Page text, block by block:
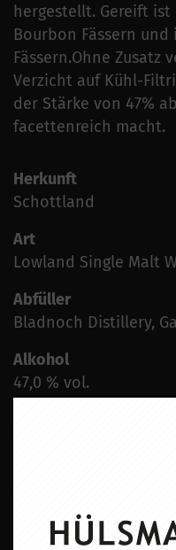
hergestellt. Gereift
Bourbon Fässern und
Fässern.Ohne
Verzicht auf Kühl-
der Stärke von 47%
facettenreich macht.
Herkunft
Schottland
Art
Lowland Single Malt
Abfüller
Bladnoch Distillery,
Alkohol
47,0 % vol.